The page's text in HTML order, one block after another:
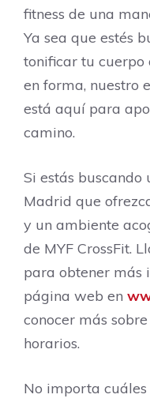
fitness de una
Ya sea que estés
tonificar tu cuerpo
en forma, nuestro
está aquí para
camino.
Si estás buscando
Madrid que
y un ambiente
de MYF CrossFit.
para obtener más
página web en
conocer más
horarios.
No importa